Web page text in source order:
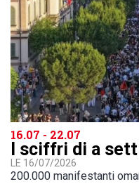
16.07 - 22.07
I sciffri di a
LE 16/07/2026
200.000 manifestanti